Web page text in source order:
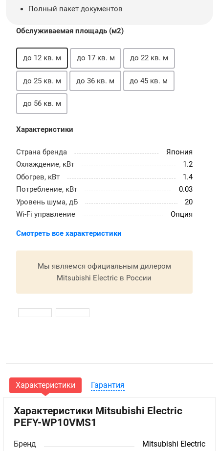
Полный пакет документов
Обслуживаемая площадь (м2)
до 12 кв. м до 17 кв. м до 22 кв. м
до 25 кв. м до 36 кв. м до 45 кв. м
до 56 кв. м
Характеристики
Страна бренда
Япония
Охлаждение, кВт
1.2
Обогрев, кВт
1.4
Потребление, кВт
0.03
Уровень шума, дБ
20
Wi-Fi управление
Опция
Смотреть все характеристики
Мы являемся официальным дилером
Mitsubishi Electric в России
Характеристики Гарантия
Характеристики Mitsubishi Electric
PEFY-WP10VMS1
Бренд Mitsubishi Electric